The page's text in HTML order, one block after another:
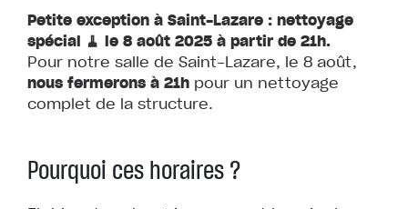
Petite exception à Saint-Lazare : nettoyage
spécial 🧹 le 8 août 2025 à partir de 21h.
Pour notre salle de Saint-Lazare, le 8 août,
nous fermerons à 21h pour un nettoyage
complet de la structure.
Pourquoi ces horaires ?